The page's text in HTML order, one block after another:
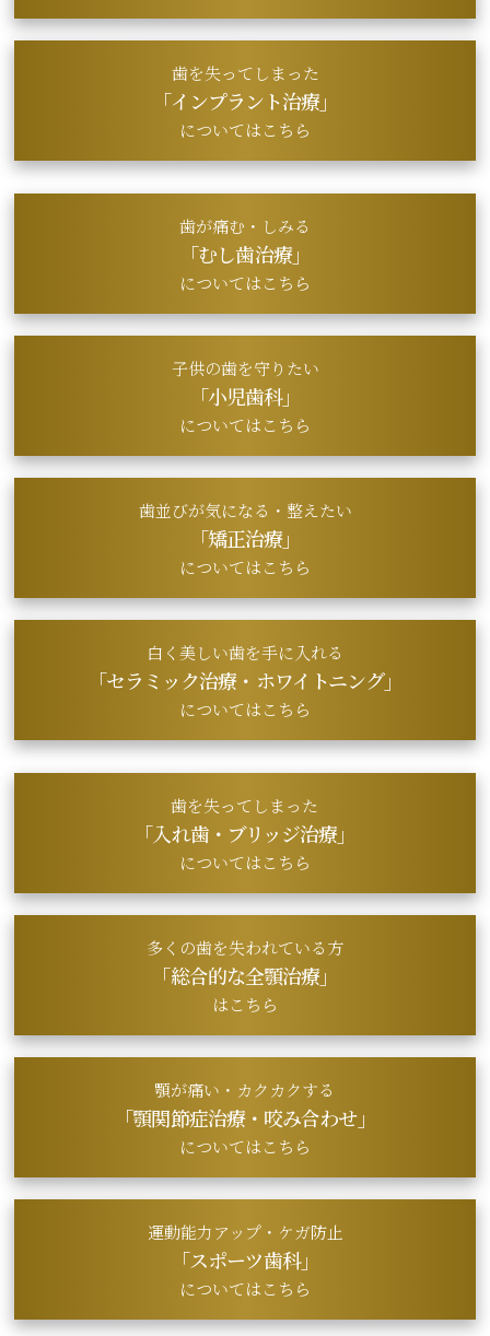
歯を失ってしまった
「インプラント治療」
についてはこちら
歯が痛む・しみる
「むし歯治療」
についてはこちら
子供の歯を守りたい
「小児歯科」
についてはこちら
歯並びが気になる・整えたい
「矯正治療」
についてはこちら
白く美しい歯を手に入れる
「セラミック治療・ ホワイトニング」
についてはこちら
歯を失ってしまった
「入れ歯・ブリッジ治療」
についてはこちら
多くの歯を失われている方
「総合的な全顎治療」
はこちら
顎が痛い・カクカクする
「顎関節症治療・ 咬み合わせ」
についてはこちら
運動能力アップ・ケガ防止
「スポーツ歯科」
についてはこちら